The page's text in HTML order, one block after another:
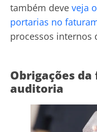
também deve veja
portarias no
processos internos
Obrigações
auditoria